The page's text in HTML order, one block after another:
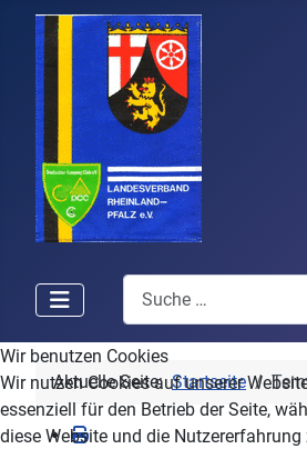
Search
Aktuelle Seite:Startseite
Wir benutzen Cookies
Wir nutzen Cookies auf unserer
essenziell für den Betrieb der Seite,
diese Website und die